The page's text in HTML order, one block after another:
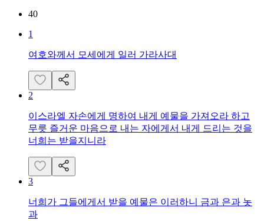
40
1
여호와께서 모세에게 일러 가라사대
2
이스라엘 자손에게 명하여 내게 예물을 가져오라 하고
무릇 즐거운 마음으로 내는 자에게서 내게 드리는 것을
너희는 받을지니라
3
너희가 그들에게서 받을 예물은 이러하니 금과 은과 놋
과